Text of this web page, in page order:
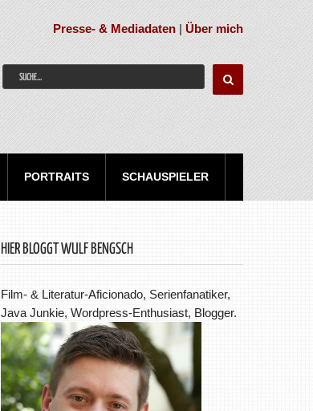
Presse- & Mediadaten |Über mich
PORTRAITS SCHAUSPIELER
HIER BLOGGT WULF BENGSCH
Film- & Literatur-Aficionado, Serienfanatiker,
Java Junkie, Wordpress-Enthusiast, Blogger.